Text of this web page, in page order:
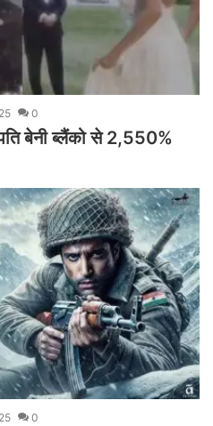
0
बेनी ब्लैंको से 2,550%
0